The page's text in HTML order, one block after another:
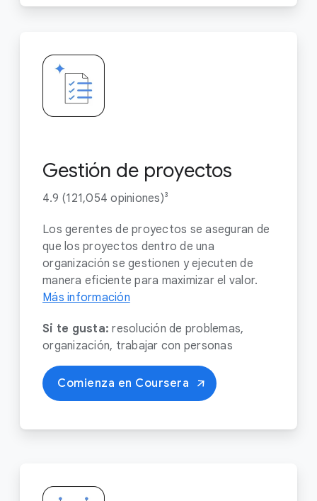
Gestión de proyectos
4.9 (121,054 opiniones)³
Los gerentes de proyectos se aseguran de
que los proyectos dentro de una
organización se gestionen y ejecuten de
manera eficiente para maximizar el valor.
Más información
Si te gusta: resolución de problemas,
organización, trabajar con personas
Comienza en Coursera